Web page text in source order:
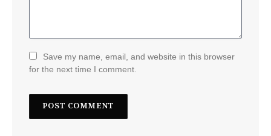
Save my name, email, and website in this browser
for the next time I comment.